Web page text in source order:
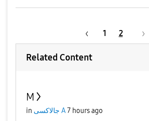
1 2
Related Content
M
in جالاكسى A7 hours ago